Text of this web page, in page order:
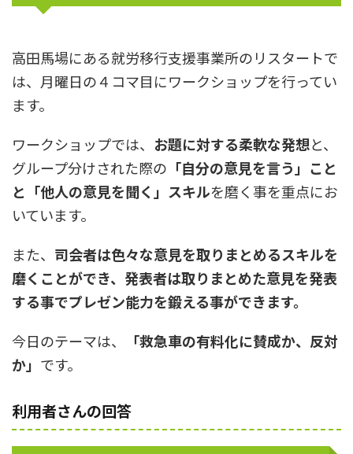
高田馬場にある就労移行支援事業所のリスタートで
は、月曜日の４コマ目にワークショップを行ってい
ます。
ワークショップでは、 お題に対する柔軟な発想と、
グループ分けされた際の 「自分の意見を言う」こと
と「他人の意見を聞く」スキルを磨く事を重点にお
いています。
また、 司会者は色々な意見を取りまとめるスキルを
磨くことができ、発表者は取りまとめた意見を発表
する事でプレゼン能力を鍛える事ができます。
今日のテーマは、
「救急車の有料化に賛成か、反対
か」 です。
利用者さんの回答